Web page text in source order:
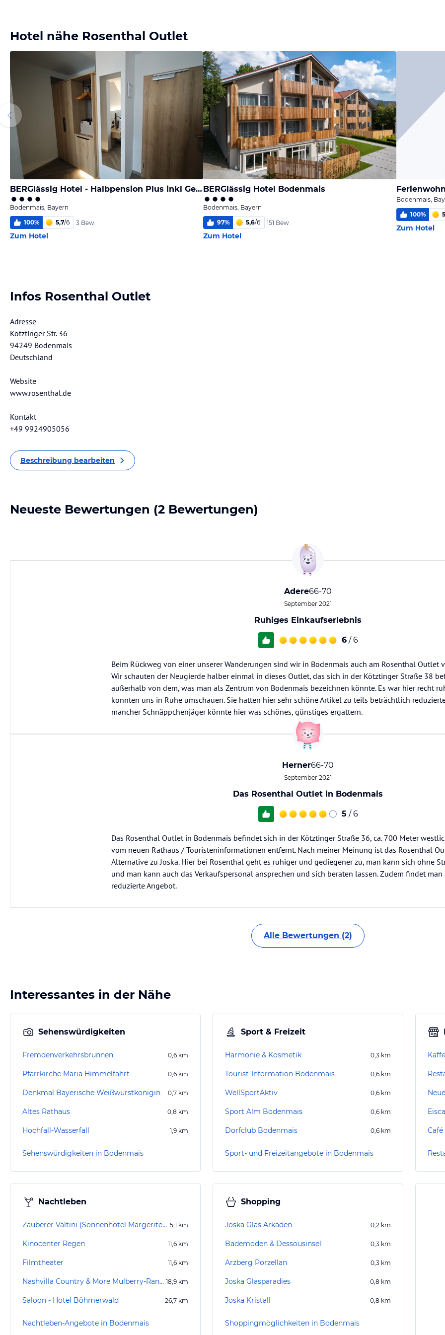
Hotel nähe Rosenthal Outlet
BERGlässig Hotel - Halbpension Plus inkl Getränke
Bodenmais, Bayern
100% 5,7/6 3 Bew.
Zum Hotel
BERGlässig Hotel Bodenmais
Bodenmais, Bayern
97% 5,6/6 151 Bew.
Zum Hotel
Bodenmais,
100%
Zum Hotel
Infos Rosenthal Outlet
Adresse
Kötztinger Str. 36
94249 Bodenmais
Deutschland
Website
www.rosenthal.de
Kontakt
+49 9924905056
Beschreibung bearbeiten
Neueste Bewertungen (2 Bewertungen)
Adere66-70
September 2021
Ruhiges Einkaufserlebnis
6 / 6
Beim Rückweg von einer unserer Wanderungen sind wir in Bodenmais auch am Rosenthal Outlet
Wir schauten der Neugierde halber einmal in dieses Outlet, das sich in der Kötztinger Straße 38
außerhalb von dem, was man als Zentrum von Bodenmais bezeichnen könnte. Es war hier recht
konnten uns in Ruhe umschauen. Sie hatten hier sehr schöne Artikel zu teils beträchtlich
mancher Schnäppchenjäger könnte hier was schönes, günstiges ergattern.
Herner66-70
September 2021
Das Rosenthal Outlet in Bodenmais
5 / 6
Das Rosenthal Outlet in Bodenmais befindet sich in der Kötztinger Straße 36, ca. 700 Meter
vom neuen Rathaus / Touristeninformationen entfernt. Nach meiner Meinung ist das Rosenthal
Alternative zu Joska. Hier bei Rosenthal geht es ruhiger und gediegener zu, man kann sich ohne
und man kann auch das Verkaufspersonal ansprechen und sich beraten lassen. Zudem findet man
reduzierte Angebot.
Alle Bewertungen (2)
Interessantes in der Nähe
Sehenswürdigkeiten
Fremdenverkehrsbrunnen 0,6 km
Pfarrkirche Mariä Himmelfahrt 0,6 km
Denkmal Bayerische Weißwurstkönigin 0,7 km
Altes Rathaus 0,8 km
Hochfall-Wasserfall 1,9 km
Sehenswürdigkeiten in Bodenmais
Sport & Freizeit
Harmonie & Kosmetik 0,3 km
Tourist-Information Bodenmais 0,6 km
WellSportAktiv 0,6 km
Sport Alm Bodenmais 0,6 km
Dorfclub Bodenmais 0,6 km
Sport- und Freizeitangebote in Bodenmais
Nachtleben
Zauberer Valtini (Sonnenhotel Margeritenhof) 5,1 km
Kinocenter Regen 11,6 km
Filmtheater 11,6 km
Nashvilla Country & More Mulberry-Ranch 18,9 km
Saloon - Hotel Böhmerwald 26,7 km
Nachtleben-Angebote in Bodenmais
Shopping
Joska Glas Arkaden 0,2 km
Bademoden & Dessousinsel 0,3 km
Arzberg Porzellan 0,3 km
Joska Glasparadies 0,8 km
Joska Kristall 0,8 km
Shoppingmöglichkeiten in Bodenmais